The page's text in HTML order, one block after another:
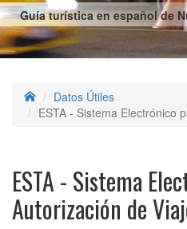
Guía turística en español de
Datos Útiles
ESTA - Sistema Electrónico
ESTA - Sistema
Autorización de